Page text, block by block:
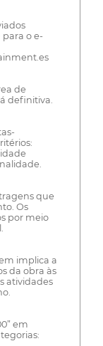
o e-
de
definitiva.
que
Os
por meio
implica a
da obra às
atividades
em